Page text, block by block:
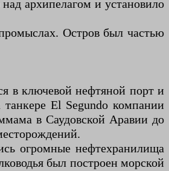
архипелагом и установило
Остров был частью
в ключевой нефтяной порт и
El Segundo компании
в Саудовской Аравии до
огромные нефтехранилища
был построен морской